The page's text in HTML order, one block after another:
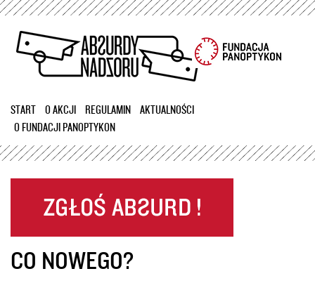
Przejdź
treści
START O AKCJI REGULAMIN
AKTUALNOŚCI
O FUNDACJI PANOPTYKON
CO NOWEGO?